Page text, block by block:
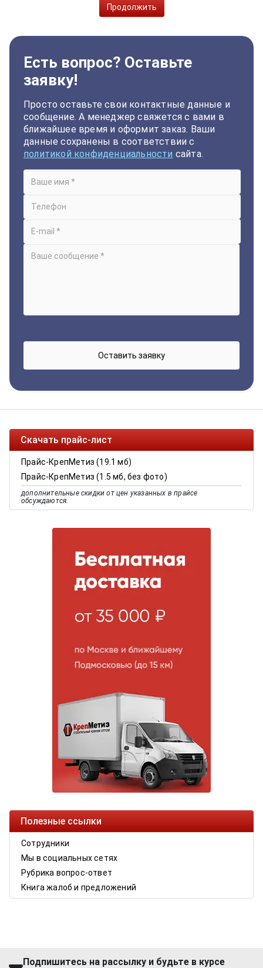
Продолжить
Есть вопрос? Оставьте
заявку!
Просто оставьте свои контактные данные и
сообщение. А менеджер свяжется с вами в
ближайшее время и оформит заказ. Ваши
данные сохранены в соответствии с
политикой конфиденциальности сайта.
Скачать прайс-лист
Прайс-КрепМетиз (19.1 мб)
Прайс-КрепМетиз (1.5 мб, без фото)
дополнительные скидки от цен указанных в прайсе
обсуждаются.
Полезные ссылки
Сотрудники
Мы в социальных сетях
Рубрика вопрос-ответ
Книга жалоб и предложений
Подпишитесь на рассылку и будьте в курсе